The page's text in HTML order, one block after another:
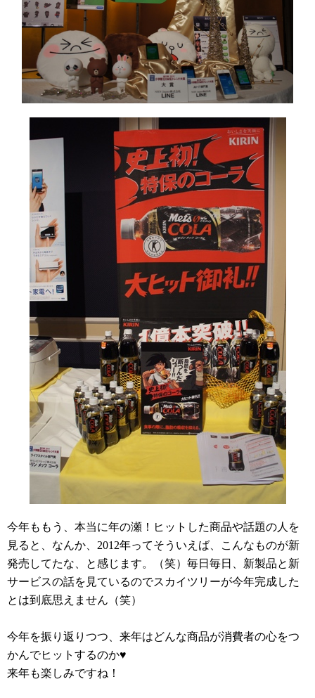
今年ももう、本当に年の瀬！ヒットした商品や話題の人を
見ると、なんか、2012年ってそういえば、こんなものが新
発売してたな、と感じます。（笑）毎日毎日、新製品と新
サービスの話を見ているのでスカイツリーが今年完成した
とは到底思えません（笑）
今年を振り返りつつ、来年はどんな商品が消費者の心をつ
かんでヒットするのか♥
来年も楽しみですね！